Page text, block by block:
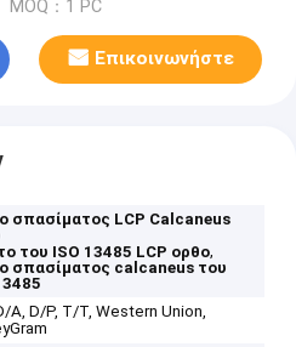
MOQ：1 PC
Επικοινωνήστε
σπασίματος LCP Calcaneus
του ISO 13485 LCP ορθο,
σπασίματος calcaneus του
A, D/P, T/T, Western Union,